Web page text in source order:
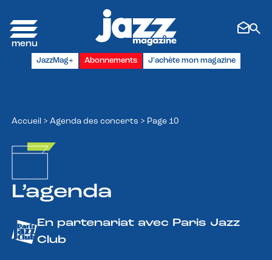
JazzMag+ Abonnements J'achète mon magazine
Accueil > Agenda des concerts > Page 10
L’agenda
En partenariat avec Paris Jazz
Club